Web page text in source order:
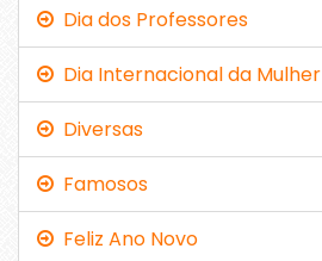
Dia dos Professores
Dia Internacional da Mulher
Diversas
Famosos
Feliz Ano Novo